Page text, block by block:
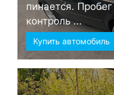
пинается.
контроль ...
Купить автомобиль